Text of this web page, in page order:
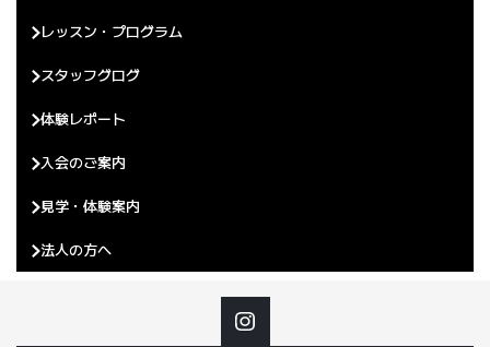
レッスン・プログラム
スタッフグログ
体験レポート
入会のご案内
見学・体験案内
法人の方へ